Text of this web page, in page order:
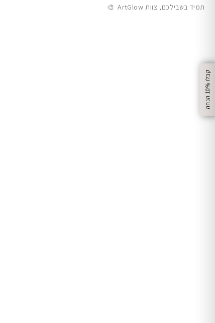
ק
ב
ל
ו
1
0
%
ה
נ
ח
ה
תמיד בשבילכם, צוות ArtGlow 🎨